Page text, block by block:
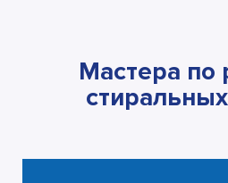
Мастера по